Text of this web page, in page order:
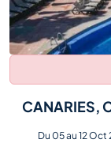
CANARIES,
Du 05 au 12 Oct